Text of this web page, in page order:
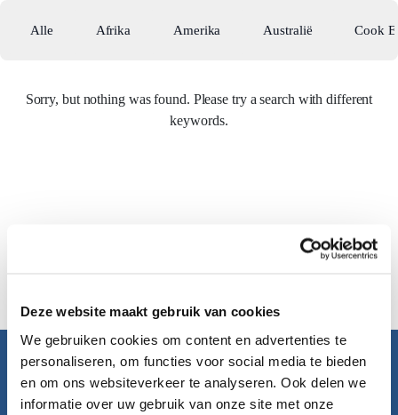
Deze website maakt gebruik van cookies
We gebruiken cookies om content en advertenties te
personaliseren, om functies voor social media te bieden
en om ons websiteverkeer te analyseren. Ook delen we
informatie over uw gebruik van onze site met onze
Alle Afrika Amerika Australië Cook
Sorry, but nothing was found. Please try a search with different
keywords.
Pacific Island Travel